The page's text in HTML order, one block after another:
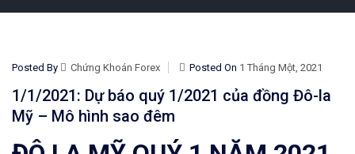
Posted By Chứng Khoán Forex Posted On 1 Tháng Một, 2021
1/1/2021: Dự báo quý 1/2021 của đồng Đô-la
Mỹ – Mô hình sao đêm